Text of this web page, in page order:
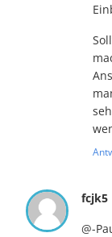
fcjk5
@-